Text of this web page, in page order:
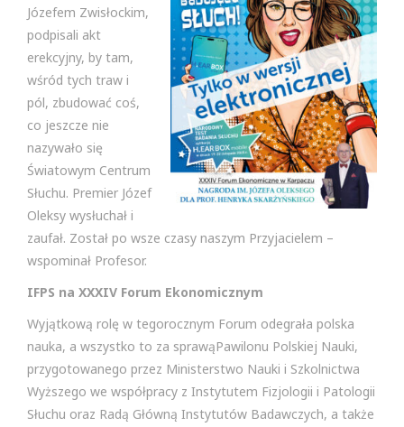
Józefem Zwisłockim,
podpisali akt
erekcyjny, by tam,
wśród tych traw i
pól, zbudować coś,
co jeszcze nie
nazywało się
Światowym Centrum
Słuchu. Premier Józef
Oleksy wysłuchał i
zaufał. Został po wsze czasy naszym Przyjacielem –
wspominał Profesor.
IFPS na XXXIV Forum Ekonomicznym
Wyjątkową rolę w tegorocznym Forum odegrała polska
nauka, a wszystko to za sprawąPawilonu Polskiej Nauki,
przygotowanego przez Ministerstwo Nauki i Szkolnictwa
Wyższego we współpracy z Instytutem Fizjologii i Patologii
Słuchu oraz Radą Główną Instytutów Badawczych, a także